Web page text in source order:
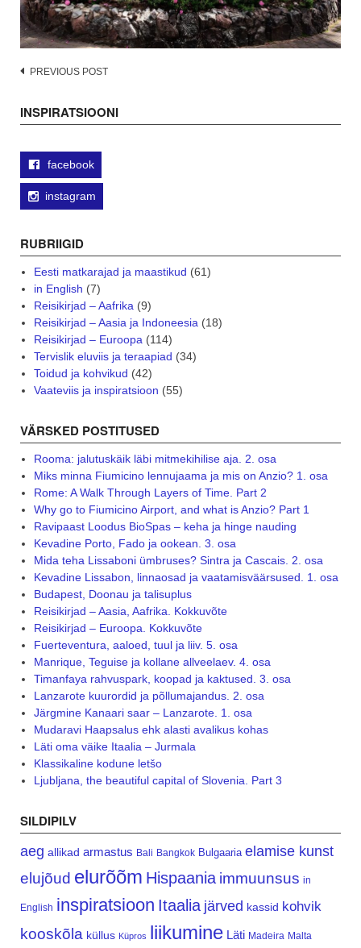
Post
PREVIOUS POST
INSPIRATSIOONI
facebook
instagram
RUBRIIGID
Eesti matkarajad ja maastikud (61)
in English (7)
Reisikirjad – Aafrika (9)
Reisikirjad – Aasia ja Indoneesia (18)
Reisikirjad – Euroopa (114)
Tervislik eluviis ja teraapiad (34)
Toidud ja kohvikud (42)
Vaateviis ja inspiratsioon (55)
VÄRSKED POSTITUSED
Rooma: jalutuskäik läbi mitmekihilise aja. 2. osa
Miks minna Fiumicino lennujaama ja mis on Anzio? 1. osa
Rome: A Walk Through Layers of Time. Part 2
Why go to Fiumicino Airport, and what is Anzio? Part 1
Ravipaast Loodus BioSpas – keha ja hinge nauding
Kevadine Porto, Fado ja ookean. 3. osa
Mida teha Lissaboni ümbruses? Sintra ja Cascais. 2. osa
Kevadine Lissabon, linnaosad ja vaatamisväärsused. 1. osa
Budapest, Doonau ja talisuplus
Reisikirjad – Aasia, Aafrika. Kokkuvõte
Reisikirjad – Euroopa. Kokkuvõte
Fuerteventura, aaloed, tuul ja liiv. 5. osa
Manrique, Teguise ja kollane allveelaev. 4. osa
Timanfaya rahvuspark, koopad ja kaktused. 3. osa
Lanzarote kuurordid ja põllumajandus. 2. osa
Järgmine Kanaari saar – Lanzarote. 1. osa
Mudaravi Haapsalus ehk alasti avalikus kohas
Läti oma väike Itaalia – Jurmala
Klassikaline kodune letšo
Ljubljana, the beautiful capital of Slovenia. Part 3
SILDIPILV
aeg allikad armastus Bali Bangkok Bulgaaria elamise kunst
elujõud elurõõm Hispaania immuunsus in
English inspiratsioon Itaalia järved kassid kohvik
kooskõla küllus Küpros liikumine Läti Madeira Malta